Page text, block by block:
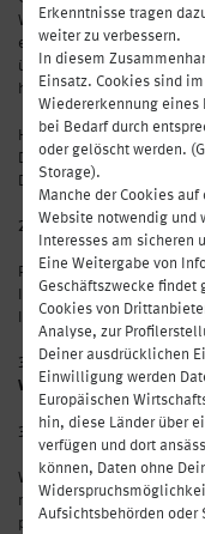
Erkenntnisse tragen
weiter zu verbessern.
In diesem
Einsatz. Cookies sind
Wiedererkennung eines
bei Bedarf durch
oder gelöscht werden.
Storage).
Manche der Cookies
Website notwendig und
Interesses am sicheren
Eine Weitergabe von
Geschäftszwecke findet
Cookies von
Analyse, zur
Deiner ausdrücklichen
Einwilligung werden
Europäischen
hin, diese Länder über
verfügen und dort
können, Daten ohne
Aufsichtsbehörden oder
Weiterentwicklung des
empfehlen Ihnen daher,
überprüfen, um
haben.
Henry ist Teil der DO & CO
Datenschutz bei Henry
Datenschutzbeauftragten
2. WAS SIND
Personenbezogene Daten
Identität bestimmt oder
Ihr Name, Ihre E-Mail-
3. WELCHE
WOFÜR?
3.1. Kontaktaufnahme
Wenn Sie per E-Mail,
mit uns Kontakt
personenbezogenen Daten